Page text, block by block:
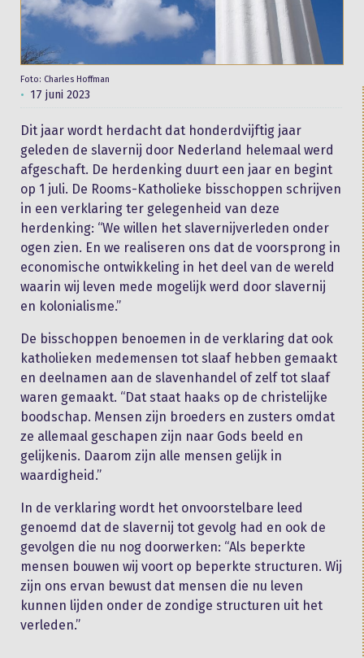
Foto: Charles Hoffman
17 juni 2023
Dit jaar wordt herdacht dat honderdvijftig jaar
geleden de slavernij door Nederland helemaal werd
afgeschaft. De herdenking duurt een jaar en begint
op 1 juli. De Rooms-Katholieke bisschoppen schrijven
in een verklaring ter gelegenheid van deze
herdenking: “We willen het slavernijverleden onder
ogen zien. En we realiseren ons dat de voorsprong in
economische ontwikkeling in het deel van de wereld
waarin wij leven mede mogelijk werd door slavernij
en kolonialisme.”
De bisschoppen benoemen in de verklaring dat ook
katholieken medemensen tot slaaf hebben gemaakt
en deelnamen aan de slavenhandel of zelf tot slaaf
waren gemaakt. “Dat staat haaks op de christelijke
boodschap. Mensen zijn broeders en zusters omdat
ze allemaal geschapen zijn naar Gods beeld en
gelijkenis. Daarom zijn alle mensen gelijk in
waardigheid.”
In de verklaring wordt het onvoorstelbare leed
genoemd dat de slavernij tot gevolg had en ook de
gevolgen die nu nog doorwerken: “Als beperkte
mensen bouwen wij voort op beperkte structuren. Wij
zijn ons ervan bewust dat mensen die nu leven
kunnen lijden onder de zondige structuren uit het
verleden.”